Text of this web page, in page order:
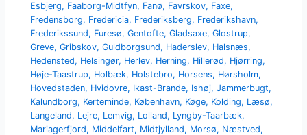
Esbjerg, Faaborg-Midtfyn, Fanø, Favrskov, Faxe,
Fredensborg, Fredericia, Frederiksberg, Frederikshavn,
Frederikssund, Furesø,Gentofte,Gladsaxe,Glostrup,
Greve,Gribskov,Guldborgsund, Haderslev, Halsnæs,
Hedensted, Helsingør, Herlev, Herning, Hillerød, Hjørring,
Høje-Taastrup, Holbæk, Holstebro, Horsens, Hørsholm,
Hovedstaden, Hvidovre, Ikast-Brande, Ishøj,Jammerbugt,
Kalundborg, Kerteminde, København, Køge, Kolding, Læsø,
Langeland, Lejre, Lemvig, Lolland, Lyngby-Taarbæk,
Mariagerfjord, Middelfart, Midtjylland, Morsø, Næstved,